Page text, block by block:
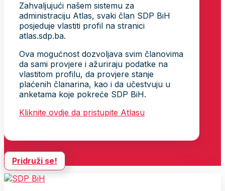
Zahvaljujući našem sistemu za
administraciju Atlas, svaki član SDP BiH
posjeduje vlastiti profil na stranici
atlas.sdp.ba.
Ova mogućnost dozvoljava svim članovima
da sami provjere i ažuriraju podatke na
vlastitom profilu, da provjere stanje
plaćenih članarina, kao i da učestvuju u
anketama koje pokreće SDP BiH.
Kliknite ovdje da pristupite Atlasu
Pridruži se!